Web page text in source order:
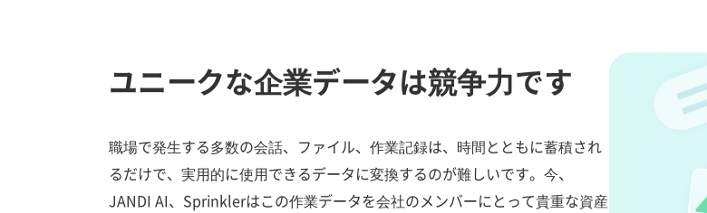
ユニークな企業データは競争力です
職場で発生する多数の会話、ファイル、作業記録は、時間とともに蓄積され
るだけで、実用的に使用できるデータに変換するのが難しいです。今、
JANDI AI、Sprinklerはこの作業データを会社のメンバーにとって貴重な資産